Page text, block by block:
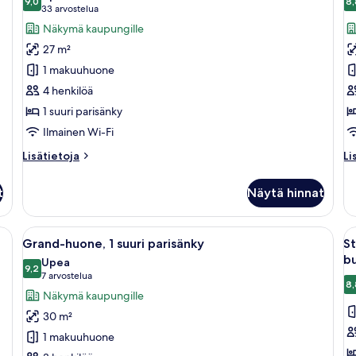
huonetyypin
Kahden
hengen
huone
(Spacious)
kuvat
9,0 kautta 10
33 arvostelua
(33
arvostelua)
Näkymä kaupungille
27 m²
1 makuuhuone
4 henkilöä
1 suuri parisänky
Ilmainen Wi-Fi
Lisätietoja
Lisätietoja
huone
(Spacious)
Näytä hinnat
muotoilu on perforoitu sylinteri.
Avaa
kaikki
huonetyypin
Grand-
huone,
1
suuri
Moderni hotellihuone, jossa on
5
Grand-huone, 1 suuri parisänky
9,29,2 kautta 10
Upea
7 arvostelua
(7
arvostelua)
Näkymä kaupungille
30 m²
1 makuuhuone